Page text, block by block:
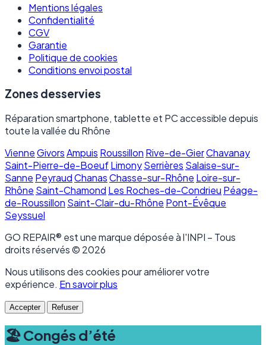
Mentions légales
Confidentialité
CGV
Garantie
Politique de cookies
Conditions envoi postal
Zones desservies
Réparation smartphone, tablette et PC accessible depuis
toute la vallée du Rhône
VienneGivorsAmpuis Roussillon Rive-de-GierChavanay
Saint-Pierre-de-BoeufLimonySerrières Salaise-sur-
Sanne PeyraudChanasChasse-sur-Rhône Loire-sur-
Rhône Saint-Chamond Les Roches-de-Condrieu Péage-
de-Roussillon Saint-Clair-du-Rhône Pont-Évêque
Seyssuel
GO REPAIR® est une marque déposée à l'INPI – Tous
droits réservés © 2026
Nous utilisons des cookies pour améliorer votre
expérience. En savoir plus
Accepter Refuser
🏖️ Congés d’été